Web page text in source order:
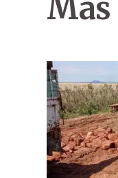
Más